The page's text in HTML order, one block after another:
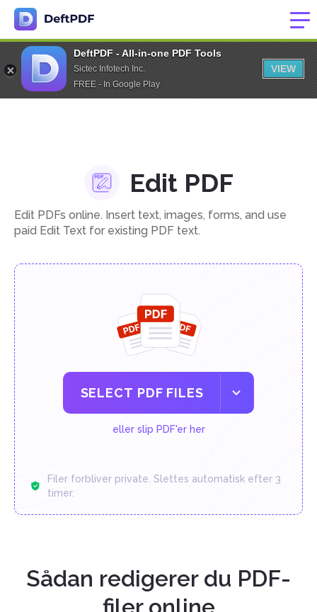
DeftPDF - All-in-one PDF Tools
Sictec Infotech Inc.
FREE - In Google Play
VIEW
Edit PDF
Edit PDFs online. Insert text, images, forms, and use
paid Edit Text for existing PDF text.
SELECT PDF FILES
eller slip PDF'er her
Filer forbliver private. Slettes automatisk efter 3
timer.
Sådan redigerer du PDF-
filer online